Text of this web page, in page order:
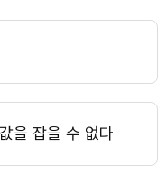
을 잡을 수 없다